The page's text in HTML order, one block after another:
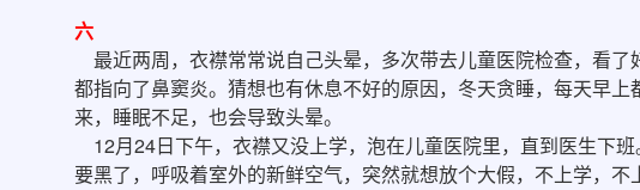
六
最近两周，衣襟常常说自己头晕，多次带去儿童医院检查，看了
都指向了鼻窦炎。猜想也有休息不好的原因，冬天贪睡，每天早上
来，睡眠不足，也会导致头晕。
12月24日下午，衣襟又没上学，泡在儿童医院里，直到医生下
要黑了，呼吸着室外的新鲜空气，突然就想放个大假，不上学，不